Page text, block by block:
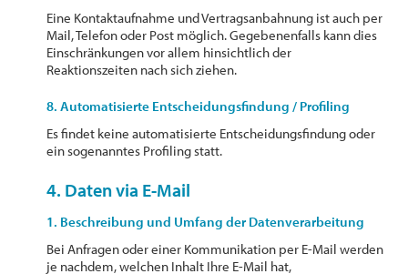
Eine Kontaktaufnahme und Vertragsanbahnung ist auch per
Mail, Telefon oder Post möglich. Gegebenenfalls kann dies
Einschränkungen vor allem hinsichtlich der
Reaktionszeiten nach sich ziehen.
8. Automatisierte Entscheidungsfindung / Profiling
Es findet keine automatisierte Entscheidungsfindung oder
ein sogenanntes Profiling statt.
4. Daten via E-Mail
1. Beschreibung und Umfang der Datenverarbeitung
Bei Anfragen oder einer Kommunikation per E-Mail werden
je nachdem, welchen Inhalt Ihre E-Mail hat,